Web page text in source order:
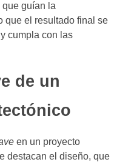
que guían la
que el resultado final se
cumpla con las
de un
en un proyecto
destacan el diseño, que